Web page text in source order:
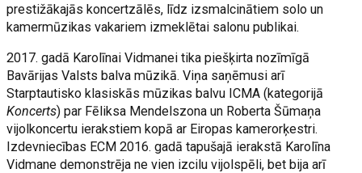
prestižākajās koncertzālēs, līdz izsmalcinātiem solo un
kamermūzikas vakariem izmeklētai salonu publikai.
2017. gadā Karolīnai Vidmanei tika piešķirta nozīmīgā
Bavārijas Valsts balva mūzikā. Viņa saņēmusi arī
Starptautisko klasiskās mūzikas balvu ICMA (kategorijā
Koncerts) par Fēliksa Mendelszona un Roberta Šūmaņa
vijolkoncertu ierakstiem kopā ar Eiropas kamerorķestri.
Izdevniecības ECM 2016. gadā tapušajā ierakstā Karolīna
Vidmane demonstrēja ne vien izcilu vijolspēli, bet bija arī